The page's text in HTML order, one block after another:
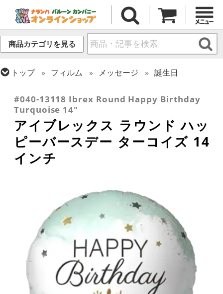
商品カテゴリを見る
トップ フィルム メッセージ
誕生日
アイブレックス
#040-13118 Ibrex Round Happy Birthday
Turquoise 14"
アイブレックス ラウンド ハッ
ピーバースデー ターコイズ 14
インチ